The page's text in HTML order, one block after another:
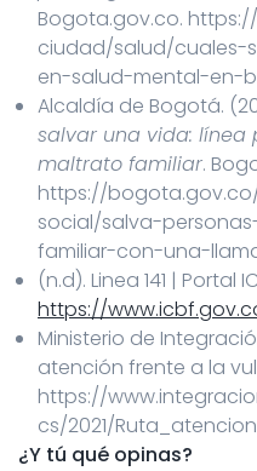
Bogota.gov.co.
ciudad/salud/cuales-
en-salud-mental-en-
Alcaldía de Bogotá.
salvar una vida:
maltrato familiar.
https://
social/salva-
familiar-con-una-
(n.d). Linea 141 | Portal
https://
Ministerio de
atención frente a la
https://
cs/2021/
¿Y tú qué opinas?